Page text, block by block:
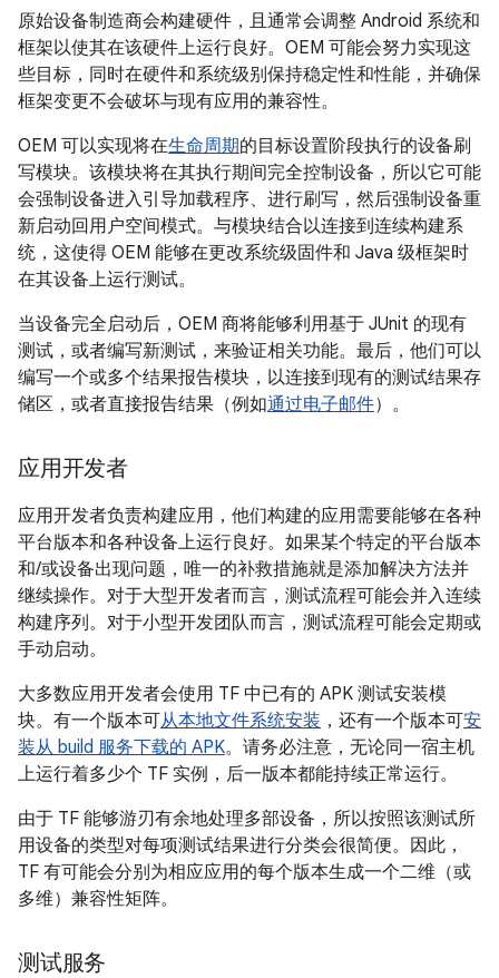
原始设备制造商会构建硬件，且通常会调整 Android 系统和
框架以使其在该硬件上运行良好。OEM 可能会努力实现这
些目标，同时在硬件和系统级别保持稳定性和性能，并确保
框架变更不会破坏与现有应用的兼容性。
OEM 可以实现将在生命周期的目标设置阶段执行的设备刷
写模块。该模块将在其执行期间完全控制设备，所以它可能
会强制设备进入引导加载程序、进行刷写，然后强制设备重
新启动回用户空间模式。与模块结合以连接到连续构建系
统，这使得 OEM 能够在更改系统级固件和 Java 级框架时
在其设备上运行测试。
当设备完全启动后，OEM 商将能够利用基于 JUnit 的现有
测试，或者编写新测试，来验证相关功能。最后，他们可以
编写一个或多个结果报告模块，以连接到现有的测试结果存
储区，或者直接报告结果（例如通过电子邮件）。
应用开发者
应用开发者负责构建应用，他们构建的应用需要能够在各种
平台版本和各种设备上运行良好。如果某个特定的平台版本
和/或设备出现问题，唯一的补救措施就是添加解决方法并
继续操作。对于大型开发者而言，测试流程可能会并入连续
构建序列。对于小型开发团队而言，测试流程可能会定期或
手动启动。
大多数应用开发者会使用 TF 中已有的 APK 测试安装模
块。有一个版本可从本地文件系统安装 ，还有一个版本可安
装从 build 服务下载的 APK。请务必注意，无论同一宿主机
上运行着多少个 TF 实例，后一版本都能持续正常运行。
由于 TF 能够游刃有余地处理多部设备，所以按照该测试所
用设备的类型对每项测试结果进行分类会很简便。因此，
TF 有可能会分别为相应应用的每个版本生成一个二维（或
多维）兼容性矩阵。
测试服务